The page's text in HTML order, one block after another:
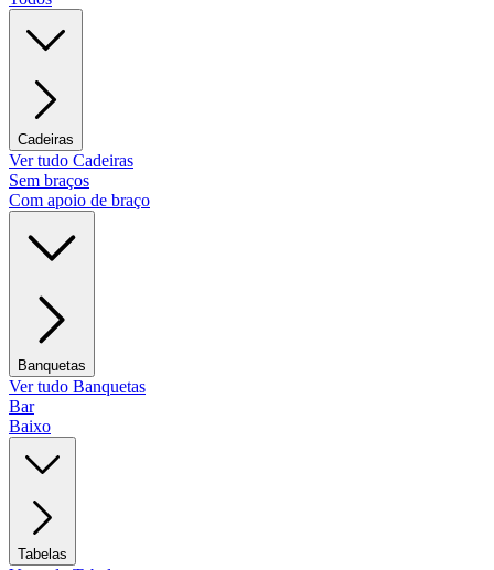
Cadeiras
Ver tudo Cadeiras
Sem braços
Com apoio de braço
Banquetas
Ver tudo Banquetas
Bar
Baixo
Tabelas